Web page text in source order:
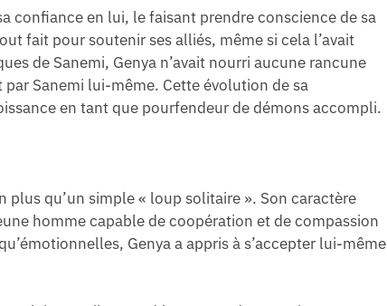
confiance en lui, le faisant prendre conscience de sa
fait pour soutenir ses alliés, même si cela l’avait
de Sanemi, Genya n’avait nourri aucune rancune
Sanemi lui-même. Cette évolution de sa
en tant que pourfendeur de démons accompli.
plus qu’un simple « loup solitaire ». Son caractère
homme capable de coopération et de compassion
Genya a appris à s’accepter lui-même